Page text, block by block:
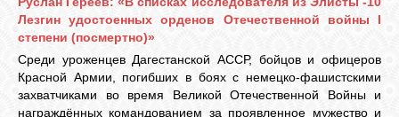
НАРОДЫ
БИБЛИОТЕКА
Лезгин удостоенных орденов Отечественной войны I
степени (посмертно)»
Среди уроженцев Дагестанской АССР, бойцов и офицеров
Красной Армии, погибших в боях с немецко-фашистскими
захватчиками во время Великой Отечественной Войны и
награждённых командованием за проявленное мужество и